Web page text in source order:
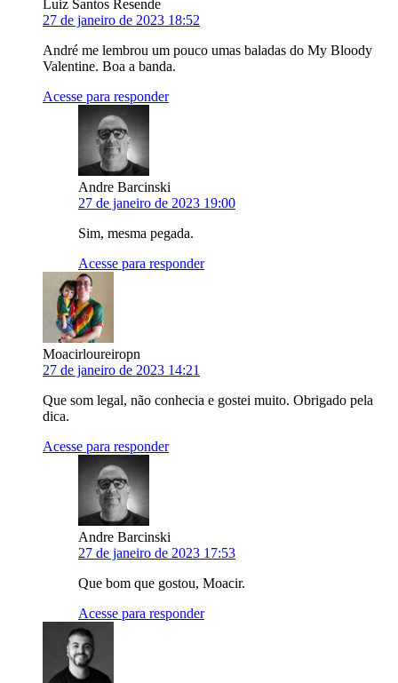
Luiz Santos Resende
27 de janeiro de 2023 18:52
André me lembrou um pouco umas baladas do My Bloody
Valentine. Boa a banda.
Acesse para responder
Andre Barcinski
27 de janeiro de 2023 19:00
Sim, mesma pegada.
Acesse para responder
Moacirloureiropn
27 de janeiro de 2023 14:21
Que som legal, não conhecia e gostei muito. Obrigado pela
dica.
Acesse para responder
Andre Barcinski
27 de janeiro de 2023 17:53
Que bom que gostou, Moacir.
Acesse para responder